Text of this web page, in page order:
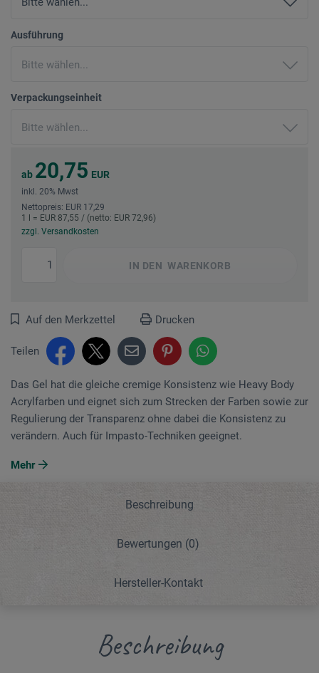
Ausführung
Verpackungseinheit
ab 20,75 EUR
inkl. 20% Mwst
Nettopreis: EUR 17,29
1 l = EUR 87,55 / (netto: EUR 72,96)
zzgl. Versandkosten
IN DEN WARENKORB
Auf den Merkzettel Drucken
Teilen
Das Gel hat die gleiche cremige Konsistenz wie Heavy Body
Acrylfarben und eignet sich zum Strecken der Farben sowie zur
Regulierung der Transparenz ohne dabei die Konsistenz zu
verändern. Auch für Impasto-Techniken geeignet.
Mehr
Beschreibung
Bewertungen (0)
Hersteller-Kontakt
Beschreibung